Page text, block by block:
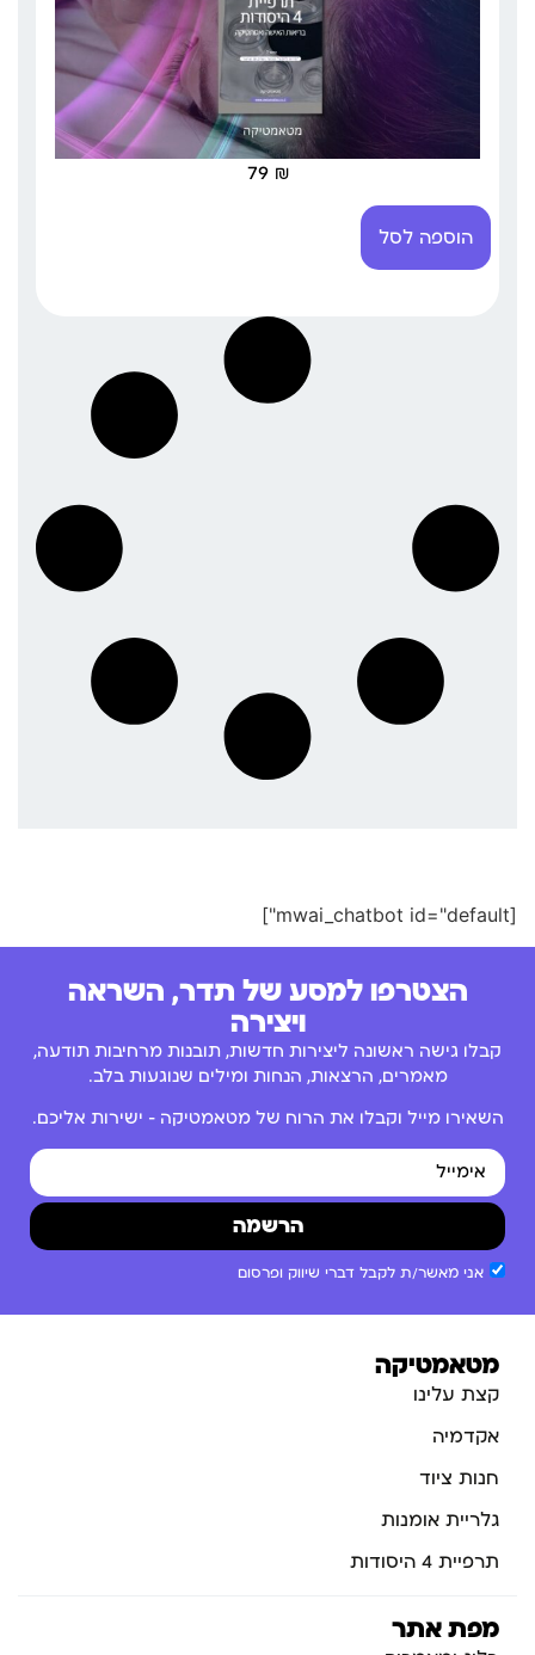
79 ₪
הוספה לסל
[mwai_chatbot id="default"]
הצטרפו למסע של תדר, השראה
ויצירה
קבלו גישה ראשונה ליצירות חדשות, תובנות מרחיבות תודעה,
מאמרים, הרצאות, הנחות ומילים שנוגעות בלב.
השאירו מייל וקבלו את הרוח של מטאמטיקה – ישירות אליכם.
אני מאשר/ת לקבל דברי שיווק ופרסום
הרשמה
מטאמטיקה
קצת עלינו
אקדמיה
חנות ציוד
גלריית אומנות
תרפיית 4 היסודות
מפת אתר